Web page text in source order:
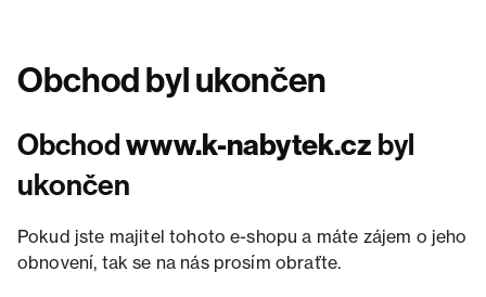
Obchod byl ukončen
Obchodwww.k-nabytek.cz byl
ukončen
Pokud jste majitel tohoto e-shopu a máte zájem o jeho
obnovení, tak se na nás prosím obraťte.